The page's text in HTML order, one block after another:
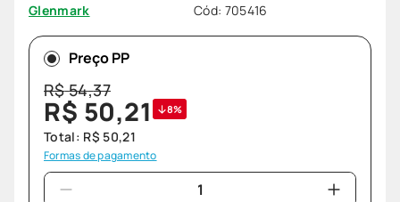
Glenmark Cód: 705416
Preço PP
R$54,37
R$ 50,21 8%
Total: R$ 50,21
Formas de pagamento